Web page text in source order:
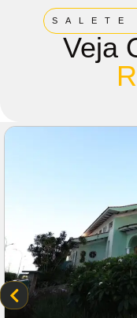
SALETE
Veja